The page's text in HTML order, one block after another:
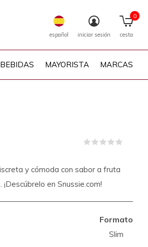
BEBIDAS MAYORISTA MARCAS
español iniciar sesión cesta
0
y cómoda con sabor a fruta
en Snussie.com!
Formato
Slim